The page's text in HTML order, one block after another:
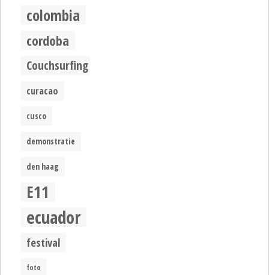
colombia
cordoba
Couchsurfing
curacao
cusco
demonstratie
den haag
E11
ecuador
festival
foto